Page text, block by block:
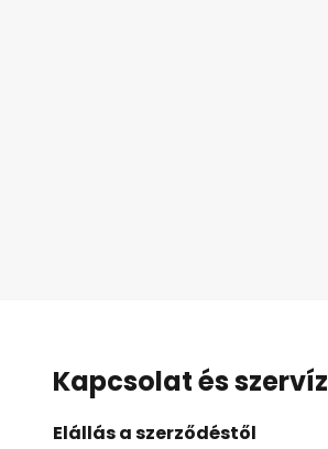
Kapcsolat és szervíz
Elállás a szerződéstől